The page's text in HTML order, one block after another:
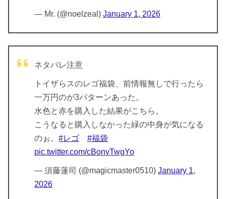
— Mr. (@noelzeal) January 1, 2026
ネタバレ注意
トイザらスのレゴ福袋、前情報無しで行ったら
一万円のが3パターンあった。
水色と赤を購入した結果がこちら。
こうなると購入しなかった緑の中身が気になる
のぉ。 #レゴ
#福袋
pic.twitter.com/cBonvTwgYo
— 須藤蓮司 (@magicmaster0510) January 1,
2026